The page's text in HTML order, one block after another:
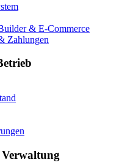
& E-Commerce
Zahlungen